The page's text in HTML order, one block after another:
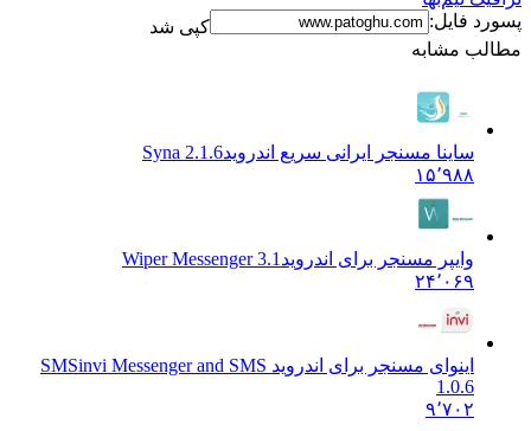
فایل:
کپی شد
مشابه
ساینا مسنجر ایرانی سریع اندروید Syna 2.1.6
۱۵٬۹۸۸
وایپر مسنجر برای اندروید Wiper Messenger 3.1
۲۴٬۰۶۹
اینوای مسنجر برای اندروید SMS invi Messenger and SMS